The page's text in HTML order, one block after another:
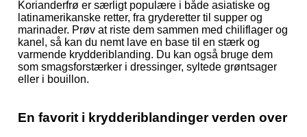
Korianderfrø er særligt populære i både asiatiske og
latinamerikanske retter, fra gryderetter til supper og
marinader. Prøv at riste dem sammen med chiliflager og
kanel, så kan du nemt lave en base til en stærk og
varmende krydderiblanding. Du kan også bruge dem
som smagsforstærker i dressinger, syltede grøntsager
eller i bouillon.
En favorit i krydderiblandinger verden over